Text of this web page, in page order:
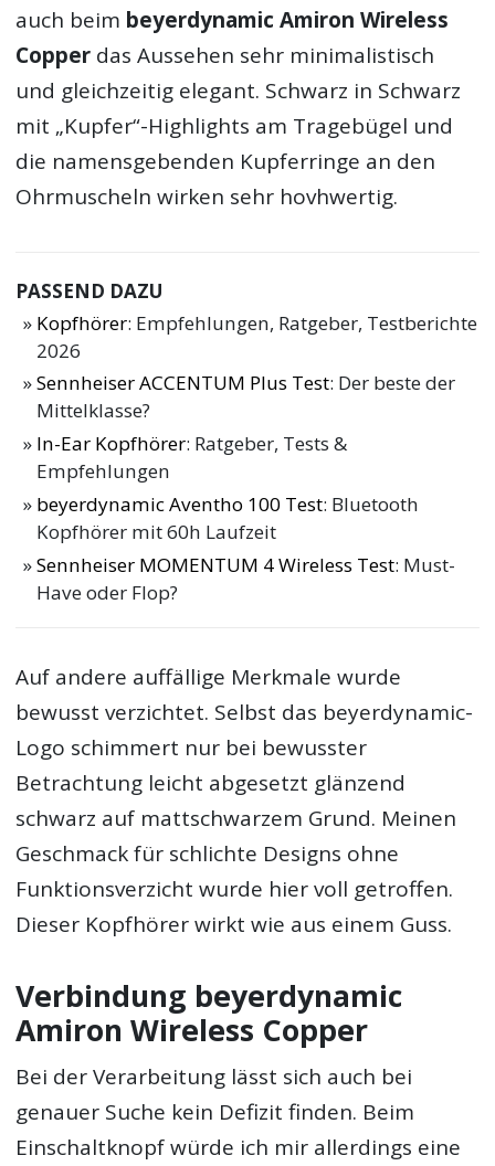
auch beim beyerdynamic Amiron Wireless
Copper das Aussehen sehr minimalistisch
und gleichzeitig elegant. Schwarz in Schwarz
mit „Kupfer“-Highlights am Tragebügel und
die namensgebenden Kupferringe an den
Ohrmuscheln wirken sehr hovhwertig.
PASSEND DAZU
Kopfhörer: Empfehlungen, Ratgeber, Testberichte
2026
Sennheiser ACCENTUM Plus Test: Der beste der
Mittelklasse?
In-Ear Kopfhörer: Ratgeber, Tests &
Empfehlungen
beyerdynamic Aventho 100 Test: Bluetooth
Kopfhörer mit 60h Laufzeit
Sennheiser MOMENTUM 4 Wireless Test: Must-
Have oder Flop?
Auf andere auffällige Merkmale wurde
bewusst verzichtet. Selbst das beyerdynamic-
Logo schimmert nur bei bewusster
Betrachtung leicht abgesetzt glänzend
schwarz auf mattschwarzem Grund. Meinen
Geschmack für schlichte Designs ohne
Funktionsverzicht wurde hier voll getroffen.
Dieser Kopfhörer wirkt wie aus einem Guss.
Verbindung beyerdynamic
Amiron Wireless Copper
Bei der Verarbeitung lässt sich auch bei
genauer Suche kein Defizit finden. Beim
Einschaltknopf würde ich mir allerdings eine